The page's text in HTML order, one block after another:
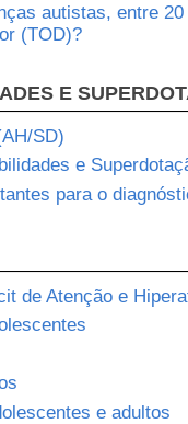
autistas, entre
(TOD)?
E
SD)
e
para o
de Atenção e
e adultos